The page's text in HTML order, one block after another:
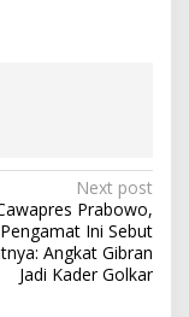
Next post
Prabowo,
Pengamat Ini Sebut
Angkat Gibran
Jadi Kader Golkar